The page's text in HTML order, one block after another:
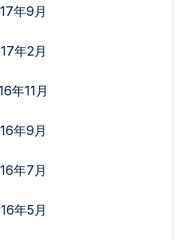
年9月
年2月
年11月
年9月
年7月
年5月